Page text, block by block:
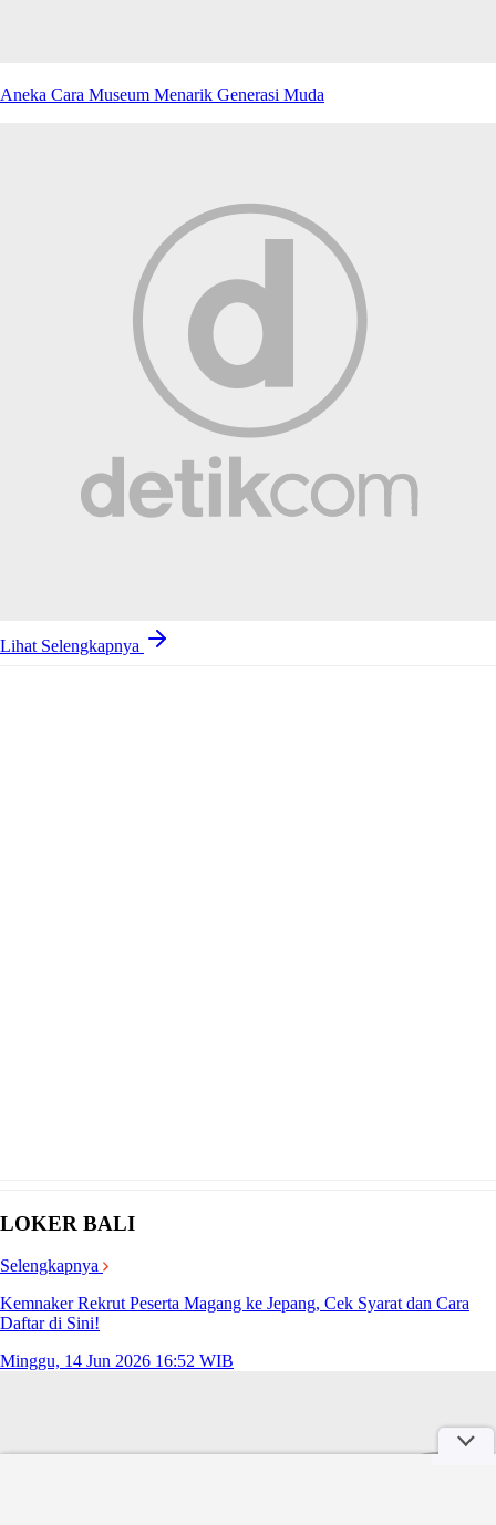
Aneka Cara Museum Menarik Generasi Muda
Lihat Selengkapnya
LOKER BALI
Selengkapnya
Kemnaker Rekrut Peserta Magang ke Jepang, Cek Syarat dan Cara
Daftar di Sini!
Minggu, 14 Jun 2026 16:52 WIB